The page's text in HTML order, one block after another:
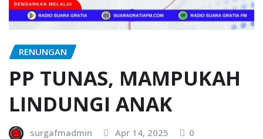
RENUNGAN
PP TUNAS, MAMPUKAH
LINDUNGI ANAK
surgafmadmin Apr 14, 2025 0